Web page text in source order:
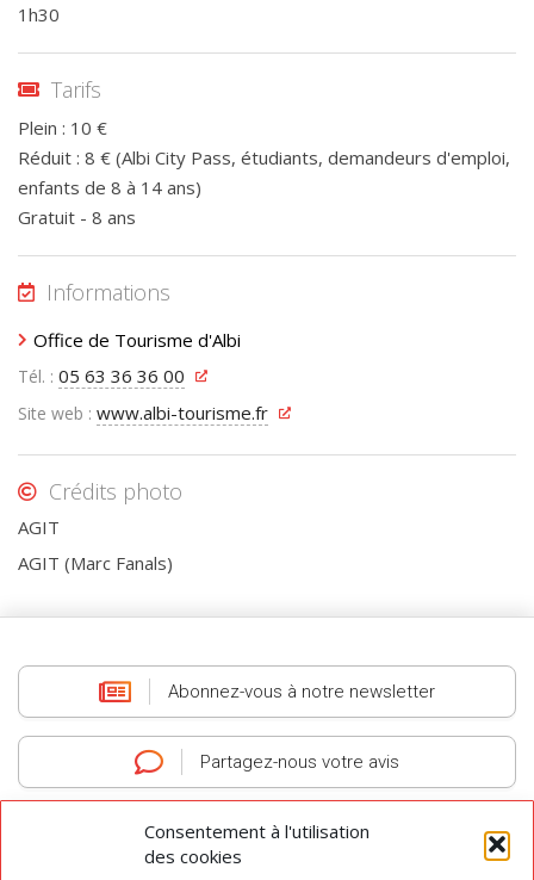
Consentement à l'utilisation
des cookies
1h30
Tarifs
Plein : 10 €
Réduit : 8 € (Albi City Pass, étudiants, demandeurs d'emploi,
enfants de 8 à 14 ans)
Gratuit - 8 ans
Informations
Office de Tourisme d'Albi
Tél. : 05 63 36 36 00
Site web : www.albi-tourisme.fr
Crédits photo
AGIT
AGIT (Marc Fanals)
Abonnez-vous à notre newsletter
Partagez-nous votre avis